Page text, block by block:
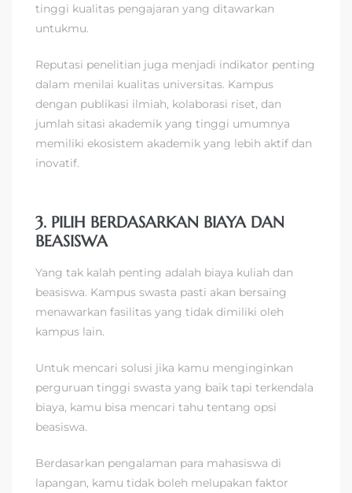
tinggi kualitas pengajaran yang ditawarkan
untukmu.
Reputasi penelitian juga menjadi indikator penting
dalam menilai kualitas universitas. Kampus
dengan publikasi ilmiah, kolaborasi riset, dan
jumlah sitasi akademik yang tinggi umumnya
memiliki ekosistem akademik yang lebih aktif dan
inovatif.
3. PILIH BERDASARKAN BIAYA DAN
BEASISWA
Yang tak kalah penting adalah biaya kuliah dan
beasiswa. Kampus swasta pasti akan bersaing
menawarkan fasilitas yang tidak dimiliki oleh
kampus lain.
Untuk mencari solusi jika kamu menginginkan
perguruan tinggi swasta yang baik tapi terkendala
biaya, kamu bisa mencari tahu tentang opsi
beasiswa.
Berdasarkan pengalaman para mahasiswa di
lapangan, kamu tidak boleh melupakan faktor